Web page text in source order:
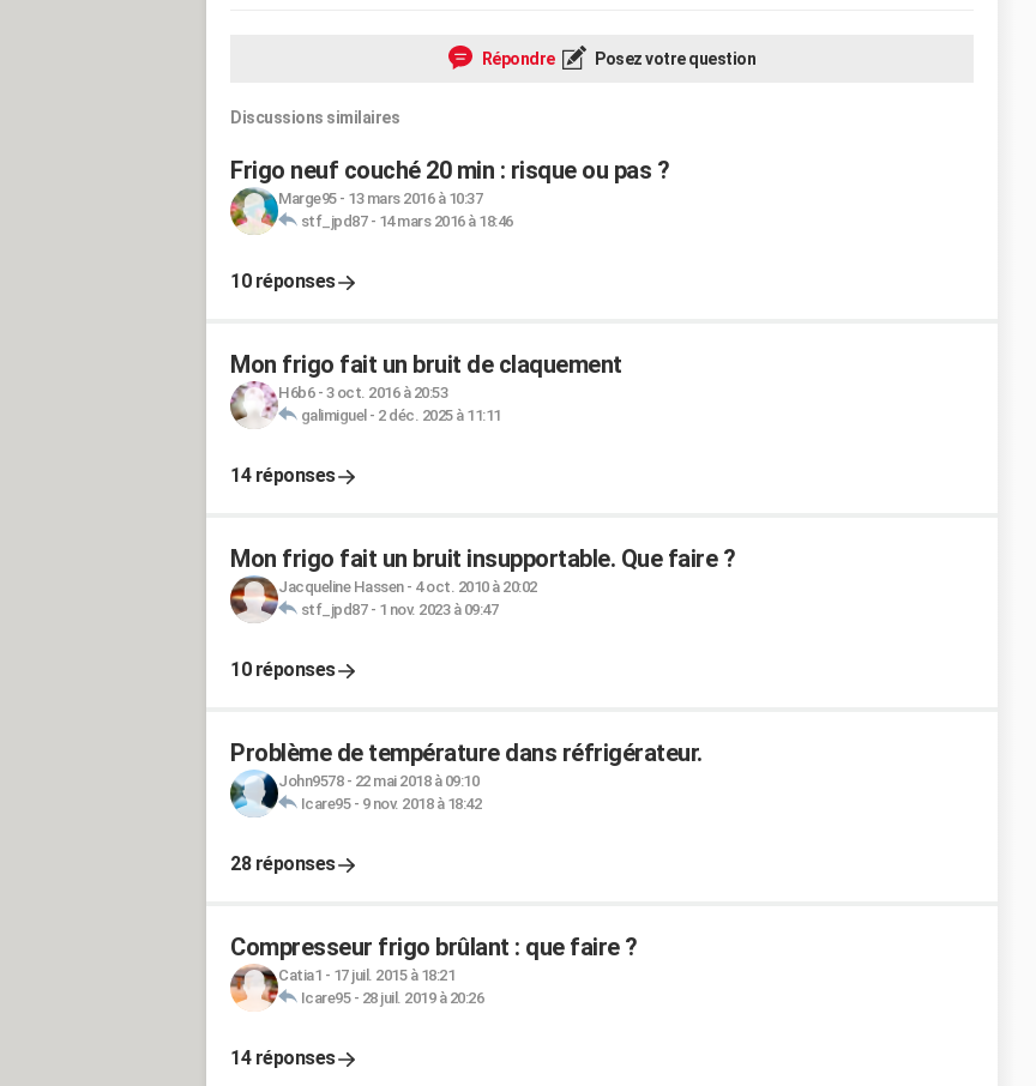
Répondre Posez votre question
Discussions similaires
Frigo neuf couché 20 min : risque ou pas ?
Marge95- 13 mars 2016 à 10:37
stf_jpd87- 14 mars 2016 à 18:46
10 réponses
Mon frigo fait un bruit de claquement
H6b6- 3 oct. 2016 à 20:53
galimiguel - 2 déc. 2025 à 11:11
14 réponses
Mon frigo fait un bruit insupportable. Que faire ?
Jacqueline Hassen- 4 oct. 2010 à 20:02
stf_jpd87- 1 nov. 2023 à 09:47
10 réponses
Problème de température dans réfrigérateur.
John9578- 22 mai 2018 à 09:10
Icare95- 9 nov. 2018 à 18:42
28 réponses
Compresseur frigo brûlant : que faire ?
Catia1 - 17 juil. 2015 à 18:21
Icare95- 28 juil. 2019 à 20:26
14 réponses